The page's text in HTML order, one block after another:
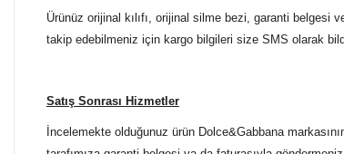
Ürünüz orijinal kılıfı, orijinal silme bezi, garanti
takip edebilmeniz için kargo bilgileri size SMS olarak
Satış Sonrası Hizmetler
İncelemekte olduğunuz ürün Dolce&Gabbana